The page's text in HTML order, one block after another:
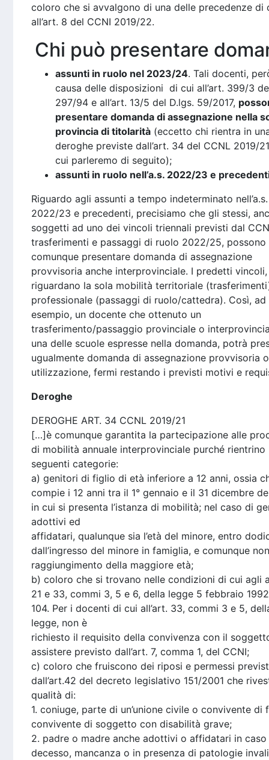
coloro che si avvalgono di una delle precedenze di
all’art. 8 del CCNI 2019/22.
Chi può presentare
assunti in ruolo nel 2023/24. Tali docenti,
causa delle disposizioni di cui all’art. 399/3
297/94 e all’art. 13/5 del D.lgs. 59/2017,
presentare domanda di assegnazione nella
provincia di titolarità (eccetto chi rientra in
deroghe previste dall’art. 34 del CCNL 2019/
cui parleremo di seguito);
assunti in ruolo nell’a.s. 2022/23 e
Riguardo agli assunti a tempo indeterminato nell’a.s.
2022/23 e precedenti, precisiamo che gli stessi,
soggetti ad uno dei vincoli triennali previsti dal
trasferimenti e passaggi di ruolo 2022/25, possono
comunque presentare domanda di assegnazione
provvisoria anche interprovinciale. I predetti
riguardano la sola mobilità territoriale
professionale (passaggi di ruolo/cattedra). Così, ad
esempio, un docente che ottenuto un
trasferimento/passaggio provinciale o
una delle scuole espresse nella domanda, potrà
ugualmente domanda di assegnazione provvisoria o
utilizzazione, fermi restando i previsti motivi e
Deroghe
DEROGHE ART. 34 CCNL 2019/21
[…]è comunque garantita la partecipazione alle
di mobilità annuale interprovinciale purché rientrino
seguenti categorie:
a) genitori di figlio di età inferiore a 12 anni, ossia
compie i 12 anni tra il 1° gennaio e il 31 dicembre
in cui si presenta l’istanza di mobilità; nel caso di
adottivi ed
affidatari, qualunque sia l’età del minore, entro
dall’ingresso del minore in famiglia, e comunque
raggiungimento della maggiore età;
b) coloro che si trovano nelle condizioni di cui agli
21 e 33, commi 3, 5 e 6, della legge 5 febbraio
104. Per i docenti di cui all’art. 33, commi 3 e 5,
legge, non è
richiesto il requisito della convivenza con il
assistere previsto dall’art. 7, comma 1, del CCNI;
c) coloro che fruiscono dei riposi e permessi
dall’art.42 del decreto legislativo 151/2001 che
qualità di:
1. coniuge, parte di un’unione civile o convivente di
convivente di soggetto con disabilità grave;
2. padre o madre anche adottivi o affidatari in
decesso, mancanza o in presenza di patologie